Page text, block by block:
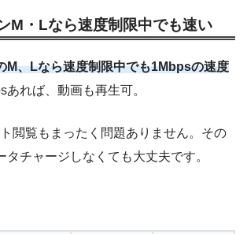
M・Lなら速度制限中でも速い
M、Lなら速度制限中でも1Mbpsの速度
あれば、動画も再生可。
閲覧もまったく問題ありません。その
タチャージしなくても大丈夫です。